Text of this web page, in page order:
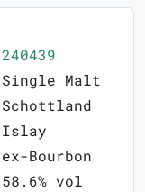
240439
Single Malt
Schottland
Islay
ex-Bourbon
58.6% vol